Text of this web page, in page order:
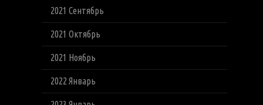
2021 Сентябрь
2021 Октябрь
2021 Ноябрь
2022 Январь